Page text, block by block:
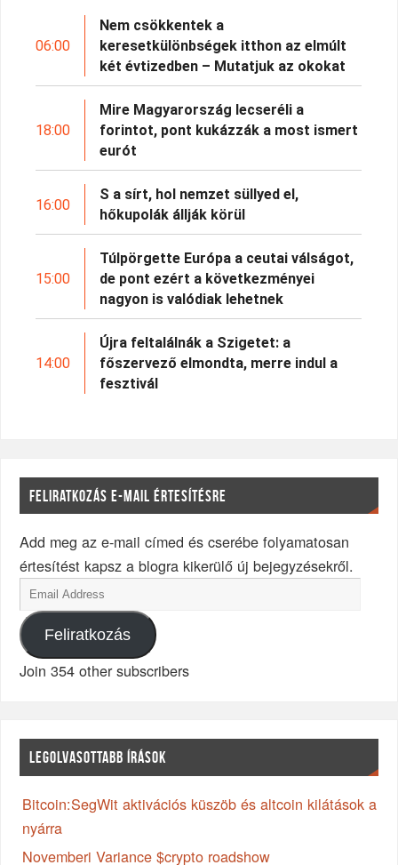
06:00
Nem csökkentek a
keresetkülönbségek itthon az elmúlt
két évtizedben – Mutatjuk az okokat
18:00
Mire Magyarország lecseréli a
forintot, pont kukázzák a most ismert
eurót
16:00
S a sírt, hol nemzet süllyed el,
hőkupolák állják körül
15:00
Túlpörgette Európa a ceutai válságot,
de pont ezért a következményei
nagyon is valódiak lehetnek
14:00
Újra feltalálnák a Szigetet: a
főszervező elmondta, merre indul a
fesztivál
FELIRATKOZÁS E-MAIL ÉRTESÍTÉSRE
Add meg az e-mail címed és cserébe folyamatosan
értesítést kapsz a blogra kikerülő új bejegyzésekről.
Feliratkozás
Join 354 other subscribers
LEGOLVASOTTABB ÍRÁSOK
Bitcoin:SegWit aktivációs küszöb és altcoin kilátások a
nyárra
Novemberi Variance $crypto roadshow